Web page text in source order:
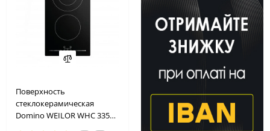
Поверхность
стеклокерамическая
Domino WEILOR WHC 335